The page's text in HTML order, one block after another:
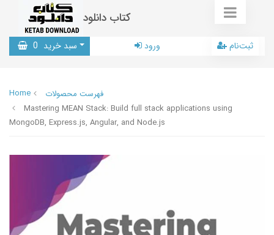
کتاب دانلود
سبد خرید 0 ورود ثبت‌نام
Home
فهرست محصولات
Mastering MEAN Stack: Build full stack applications using
MongoDB, Express.js, Angular, and Node.js